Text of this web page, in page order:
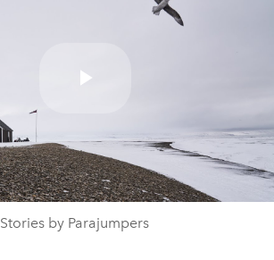
Video
Stories by Parajumpers